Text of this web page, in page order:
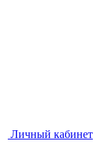
Личный кабинет